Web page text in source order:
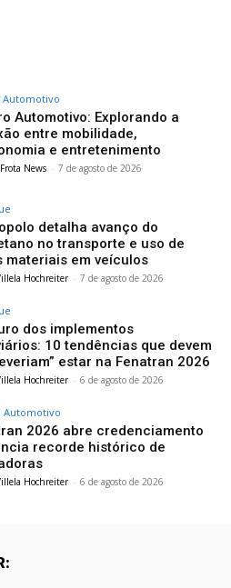
Automotivo
Automotivo: Explorando a
entre mobilidade,
e entretenimento
News - 7 de agosto de 2026
detalha avanço do
no transporte e uso de
materiais em veículos
Hochreiter - 7 de agosto de 2026
dos implementos
10 tendências que devem
estar na Fenatran 2026
Hochreiter - 6 de agosto de 2026
Automotivo
2026 abre credenciamento
recorde histórico de
Hochreiter - 6 de agosto de 2026